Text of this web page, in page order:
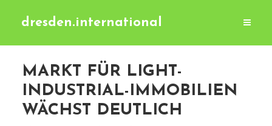
dresden.international
MARKT FÜR LIGHT-
INDUSTRIAL-IMMOBILIEN
WÄCHST DEUTLICH